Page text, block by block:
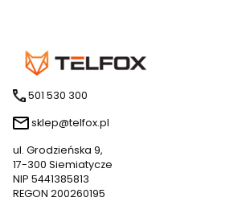
501 530 300
sklep@telfox.pl
ul. Grodzieńska 9,
17-300 Siemiatycze
NIP 5441385813
REGON 200260195